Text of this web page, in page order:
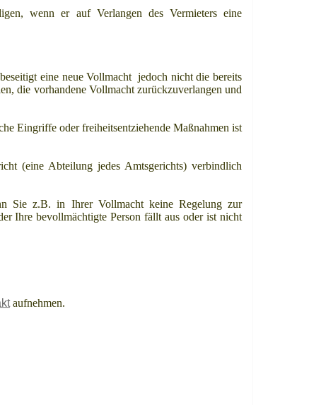
wenn er auf Verlangen des Vermieters eine
eine neue Vollmacht jedoch nicht die bereits
die vorhandene Vollmacht zurückzuverlangen und
Eingriffe oder freiheitsentziehende Maßnahmen ist
(eine Abteilung jedes Amtsgerichts) verbindlich
Sie z.B. in Ihrer Vollmacht keine Regelung zur
Ihre bevollmächtigte Person fällt aus oder ist nicht
aufnehmen.